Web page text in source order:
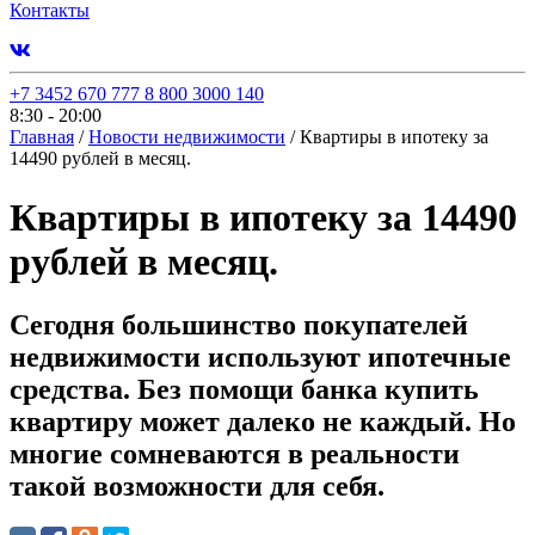
Контакты
+7 3452 670 777 8 800 3000 140
8:30 - 20:00
Главная / Новости недвижимости / Квартиры в ипотеку за
14490 рублей в месяц.
Квартиры в ипотеку за 14490
рублей в месяц.
Сегодня большинство покупателей
недвижимости используют ипотечные
средства. Без помощи банка купить
квартиру может далеко не каждый. Но
многие сомневаются в реальности
такой возможности для себя.